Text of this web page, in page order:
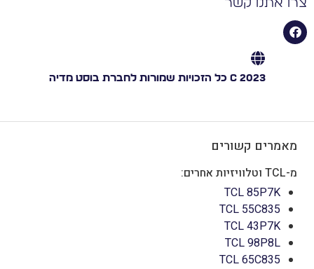
אתנו קשר
C 2023 כל הזכויות שמורות לחברת בוסט מדיה
מאמרים קשורים
TCL 85P7K
TCL 55C835
TCL 43P7K
TCL 98P8L
TCL 65C835